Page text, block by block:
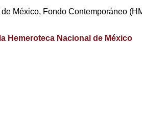
México, Fondo Contemporáneo
Hemeroteca Nacional de México